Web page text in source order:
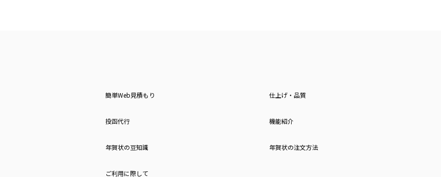
簡単Web見積もり 仕上げ・品質
投函代行 機能紹介
年賀状の豆知識 年賀状の注文方法
ご利用に際して